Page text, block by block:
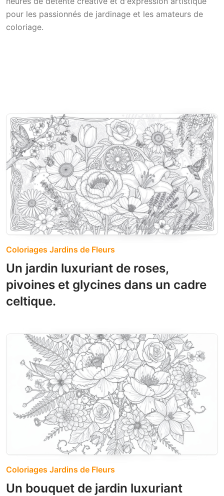
pour les passionnés de jardinage et les amateurs de
coloriage.
Coloriages Jardins de Fleurs
Un jardin luxuriant de roses,
pivoines et glycines dans un cadre
celtique.
Coloriages Jardins de Fleurs
Un bouquet de jardin luxuriant